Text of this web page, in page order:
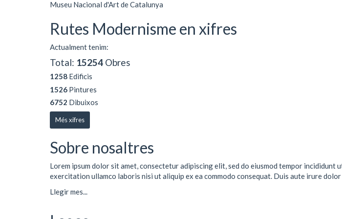
Museu Nacional d'Art de Catalunya
Rutes Modernisme en xifres
Actualment tenim:
Total: 15254 Obres
1258 Edificis
1526 Pintures
6752 Dibuixos
Més xifres
Sobre nosaltres
Lorem ipsum dolor sit amet, consectetur adipiscing elit, sed do eiusmod tempor incididunt
exercitation ullamco laboris nisi ut aliquip ex ea commodo consequat. Duis aute irure
Llegir mes...